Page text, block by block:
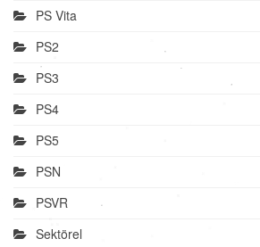
PS Vita
PS2
PS3
PS4
PS5
PSN
PSVR
Sektörel